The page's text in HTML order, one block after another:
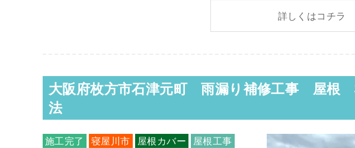
詳しくはコチラ
大阪府枚方市石津元町 雨漏り補修工事 屋根
法
施工完了 寝屋川市 屋根カバー
屋根工事